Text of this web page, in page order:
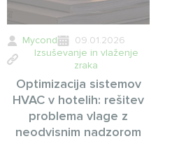
Mycond
09.01.2026
Izsuševanje in vlaženje
zraka
Optimizacija sistemov
HVAC v hotelih: rešitev
problema vlage z
neodvisnim nadzorom